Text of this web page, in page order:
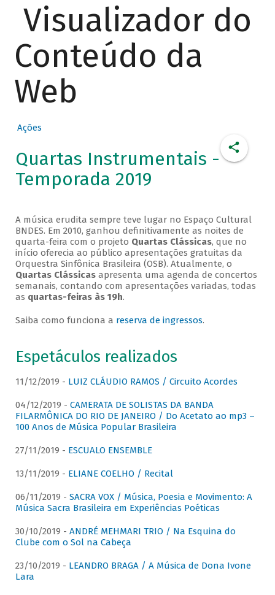
Visualizador do
Conteúdo da
Web
Ações
Quartas Instrumentais -
Temporada 2019
A música erudita sempre teve lugar no Espaço Cultural
BNDES. Em 2010, ganhou definitivamente as noites de
quarta-feira com o projeto Quartas Clássicas, que no
início oferecia ao público apresentações gratuitas da
Orquestra Sinfônica Brasileira (OSB). Atualmente, o
Quartas Clássicasapresenta uma agenda de concertos
semanais, contando com apresentações variadas, todas
as quartas-feiras às 19h.
Saiba como funciona a reserva de ingressos.
Espetáculos realizados
11/12/2019 - LUIZ CLÁUDIO RAMOS / Circuito Acordes
04/12/2019 - CAMERATA DE SOLISTAS DA BANDA
FILARMÔNICA DO RIO DE JANEIRO / Do Acetato ao mp3 –
100 Anos de Música Popular Brasileira
27/11/2019 - ESCUALO ENSEMBLE
13/11/2019 - ELIANE COELHO / Recital
06/11/2019 - SACRA VOX / Música, Poesia e Movimento: A
Música Sacra Brasileira em Experiências Poéticas
30/10/2019 - ANDRÉ MEHMARI TRIO / Na Esquina do
Clube com o Sol na Cabeça
23/10/2019 - LEANDRO BRAGA / A Música de Dona Ivone
Lara